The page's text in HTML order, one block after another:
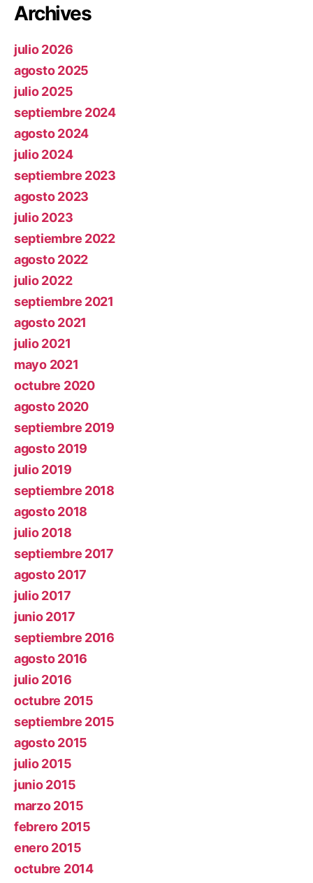
Archives
julio 2026
agosto 2025
julio 2025
septiembre 2024
agosto 2024
julio 2024
septiembre 2023
agosto 2023
julio 2023
septiembre 2022
agosto 2022
julio 2022
septiembre 2021
agosto 2021
julio 2021
mayo 2021
octubre 2020
agosto 2020
septiembre 2019
agosto 2019
julio 2019
septiembre 2018
agosto 2018
julio 2018
septiembre 2017
agosto 2017
julio 2017
junio 2017
septiembre 2016
agosto 2016
julio 2016
octubre 2015
septiembre 2015
agosto 2015
julio 2015
junio 2015
marzo 2015
febrero 2015
enero 2015
octubre 2014